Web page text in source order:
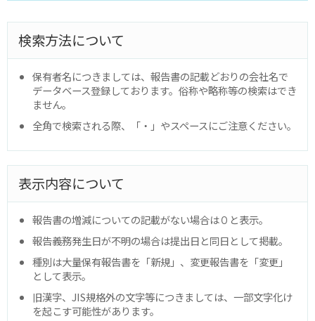
検索方法について
保有者名につきましては、報告書の記載どおりの会社名で
データベース登録しております。俗称や略称等の検索はでき
ません。
全角で検索される際、「・」やスペースにご注意ください。
表示内容について
報告書の増減についての記載がない場合は０と表示。
報告義務発生日が不明の場合は提出日と同日として掲載。
種別は大量保有報告書を「新規」、変更報告書を「変更」
として表示。
旧漢字、JIS規格外の文字等につきましては、一部文字化け
を起こす可能性があります。